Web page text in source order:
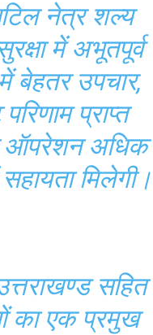
नेत्र शल्य
में अभूतपूर्व
बेहतर उपचार,
प्राप्त
ऑपरेशन अधिक
मिलेगी।
सहित
का एक प्रमुख